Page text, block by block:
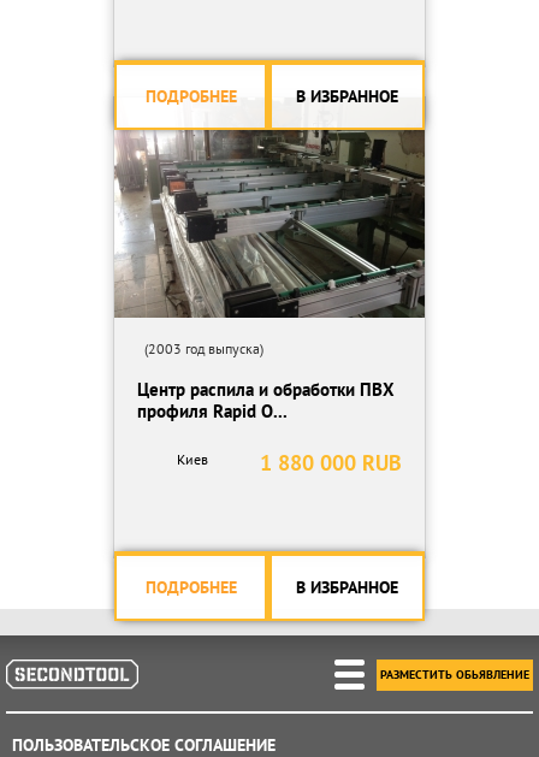
ПОДРОБНЕЕ В ИЗБРАННОЕ
(2003 год выпуска)
Центр распила и обработки ПВХ
профиля Rapid O...
1 880 000 RUB
Киев
ПОДРОБНЕЕ В ИЗБРАННОЕ
ПОЛЬЗОВАТЕЛЬСКОЕ СОГЛАШЕНИЕ
РАЗМЕСТИТЬ ОБЬЯВЛЕНИЕ